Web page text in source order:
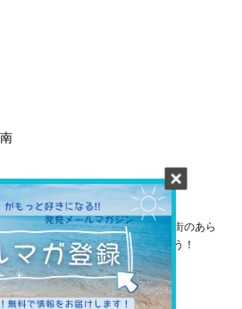
験を豊かにする情報サイトです。街のあら
ています。早速情報を探してみよう！